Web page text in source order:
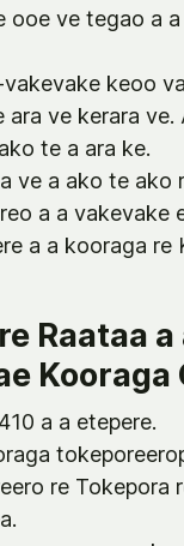
ooe ve tegao a
keoo
ara ve kerara ve.
te a ara ke.
ve a ako te ako
a a vakevake
a a kooraga re
Raataa a
Kooraga
a a etepere.
re Tokepora